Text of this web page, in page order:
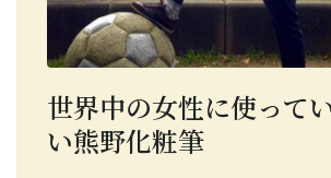
世界中の女性に使って
い熊野化粧筆